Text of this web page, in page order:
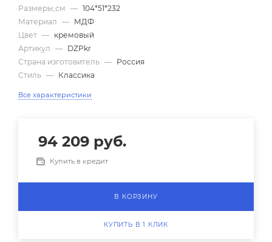
Размеры,см — 104*51*232
Материал — МДФ
Цвет — кремовый
Артикул — DZPkr
Страна изготовитель — Россия
Стиль — Классика
Все характеристики
94 209 руб.
Купить в кредит
В КОРЗИНУ
КУПИТЬ В 1 КЛИК